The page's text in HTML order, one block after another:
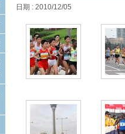
日期 : 2010/12/05